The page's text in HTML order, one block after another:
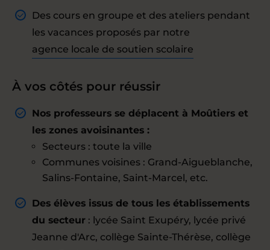
Des cours en groupe et des ateliers pendant
les vacances proposés par notre
agence locale de soutien scolaire
À vos côtés pour réussir
Nos professeurs se déplacent à Moûtiers et
les zones avoisinantes :
Secteurs : toute la ville
Communes voisines : Grand-Aigueblanche,
Salins-Fontaine, Saint-Marcel, etc.
Des élèves issus de tous les établissements
du secteur : lycée Saint Exupéry, lycée privé
Jeanne d'Arc, collège Sainte-Thérèse, collège